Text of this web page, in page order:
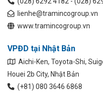
lienhe@tramincogroup.vn
www.tramincogroup.vn
VPĐD tại Nhật Bản
Aichi-Ken, Toyota-Shi,
Houei 2b City, Nhật Bản
(+81) 080 3646 6868